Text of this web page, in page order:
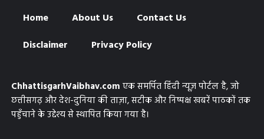
Home About Us
Contact Us
Disclaimer
Privacy Policy
ChhattisgarhVaibhav.com एक समर्पित हिंदी न्यूज़ पोर्टल है, जो
छत्तीसगढ़ और देश-दुनिया की ताज़ा, सटीक और निष्पक्ष खबरें पाठकों तक
पहुँचाने के उद्देश्य से स्थापित किया गया है।